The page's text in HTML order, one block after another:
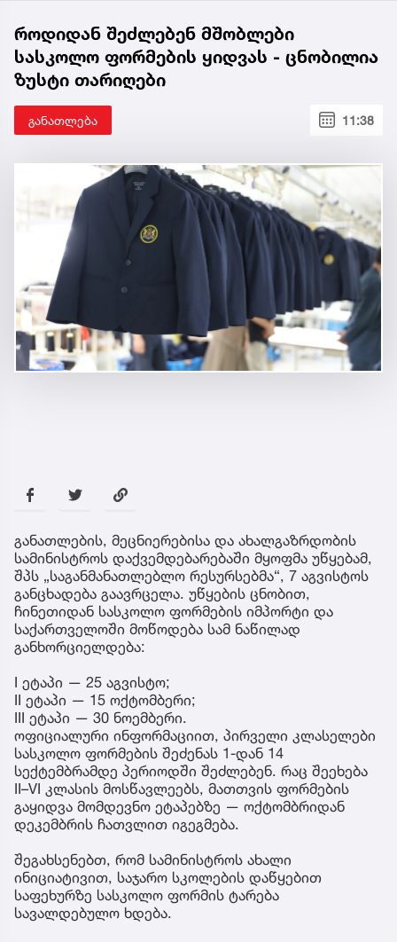
როდიდან შეძლებენ მშობლები
სასკოლო ფორმების ყიდვას - ცნობილია
ზუსტი თარიღები
განათლება 11:38
განათლების, მეცნიერებისა და ახალგაზრდობის
სამინისტროს დაქვემდებარებაში მყოფმა უწყებამ,
შპს „საგანმანათლებლო რესურსებმა“, 7 აგვისტოს
განცხადება გაავრცელა. უწყების ცნობით,
ჩინეთიდან სასკოლო ფორმების იმპორტი და
საქართველოში მოწოდება სამ ნაწილად
განხორციელდება:
I ეტაპი — 25 აგვისტო;
II ეტაპი — 15 ოქტომბერი;
III ეტაპი — 30 ნოემბერი.
ოფიციალური ინფორმაციით, პირველი კლასელები
სასკოლო ფორმების შეძენას 1-დან 14
სექტემბრამდე პერიოდში შეძლებენ. რაც შეეხება
II–VI კლასის მოსწავლეებს, მათთვის ფორმების
გაყიდვა მომდევნო ეტაპებზე — ოქტომბრიდან
დეკემბრის ჩათვლით იგეგმება.
შეგახსენებთ, რომ სამინისტროს ახალი
ინიციატივით, საჯარო სკოლების დაწყებით
საფეხურზე სასკოლო ფორმის ტარება
სავალდებულო ხდება.